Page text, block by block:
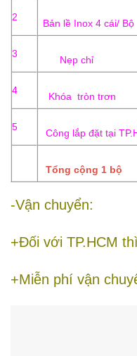
2
Bản lề Inox 4 cái/ Bộ
3
Nẹp chỉ
4
Khóa tròn trơn
5
Công lắp đặt tại
Tổng cộng 1 bộ
-Vận chuyển:
+Đối với TP.HCM
+Miễn phí vận